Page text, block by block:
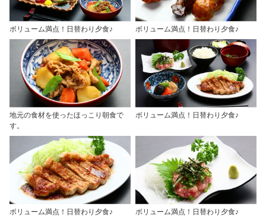
ボリューム満点！日替わり夕食♪ ボリューム満点！日替わり夕食♪
地元の食材を使ったほっこり朝食で
す。
ボリューム満点！日替わり夕食♪
ボリューム満点！日替わり夕食♪ ボリューム満点！日替わり夕食♪